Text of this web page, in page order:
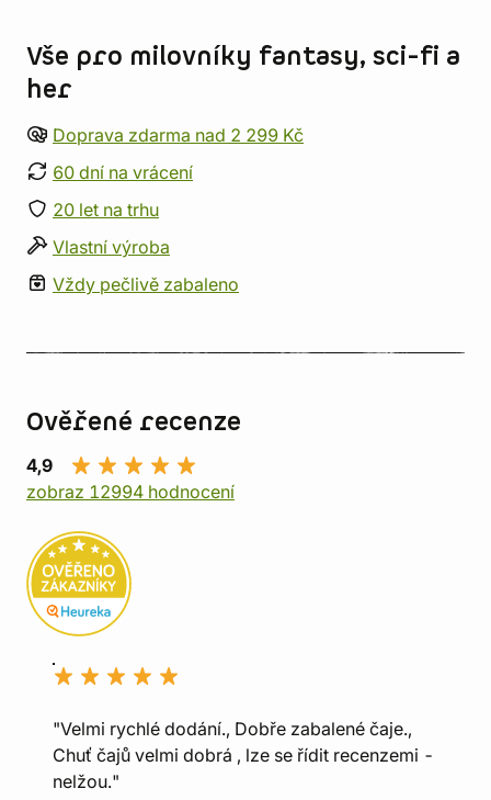
Vše pro milovníky fantasy, sci-fi a
her
Doprava zdarma nad 2 299 Kč
60 dní na vrácení
20 let na trhu
Vlastní výroba
Vždy pečlivě zabaleno
Ověřené recenze
4,9
zobraz 12994 hodnocení
"Velmi rychlé dodání., Dobře zabalené čaje.,
Chuť čajů velmi dobrá , lze se řídit recenzemi -
nelžou."